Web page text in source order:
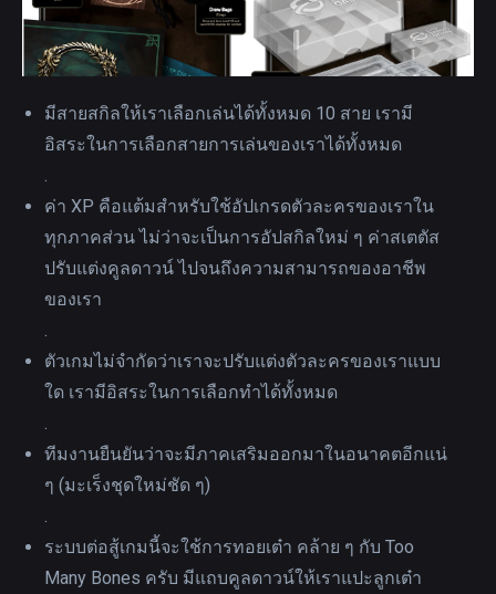
มีสายสกิลให้เราเลือกเล่นได้ทั้งหมด 10 สาย เรามี
อิสระในการเลือกสายการเล่นของเราได้ทั้งหมด
ค่า XP คือแต้มสำหรับใช้อัปเกรดตัวละครของเราใน
ทุกภาคส่วน ไม่ว่าจะเป็นการอัปสกิลใหม่ ๆ ค่าสเตตัส
ปรับแต่งคูลดาวน์ ไปจนถึงความสามารถของอาชีพ
ของเรา
ตัวเกมไม่จำกัดว่าเราจะปรับแต่งตัวละครของเราแบบ
ใด เรามีอิสระในการเลือกทำได้ทั้งหมด
ทีมงานยืนยันว่าจะมีภาคเสริมออกมาในอนาคตอีกแน่
ๆ (มะเร็งชุดใหม่ชัด ๆ)
ระบบต่อสู้เกมนี้จะใช้การทอยเต๋า คล้าย ๆ กับ Too
Many Bones ครับ มีแถบคูลดาวน์ให้เราแปะลูกเต๋า